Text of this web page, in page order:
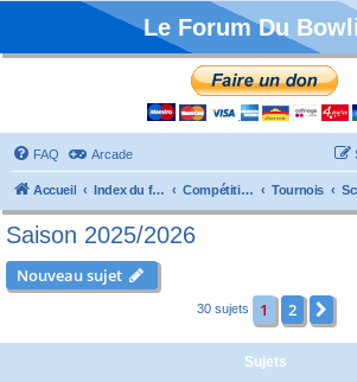
Le Forum Du
FAQ Arcade
Accueil Index du forum Compétitions Tournois
Saison 2025/2026
Nouveau sujet
30 sujets 1 2
Sujets